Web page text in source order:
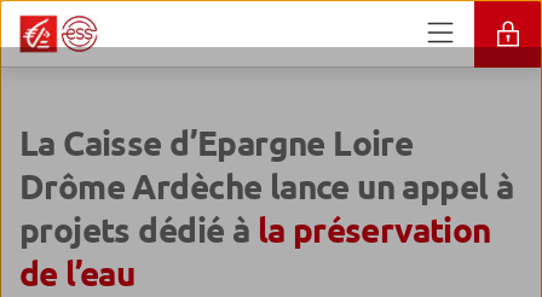
La Caisse d’Epargne Loire
Drôme Ardèche lance un appel à
projets dédié à la préservation
de l’eau